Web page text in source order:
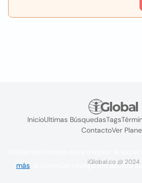
InicioUltimas BúsquedasTags
ContactoVer
iGlobal.co @ 2024
más . Si continúa navegando acepta su